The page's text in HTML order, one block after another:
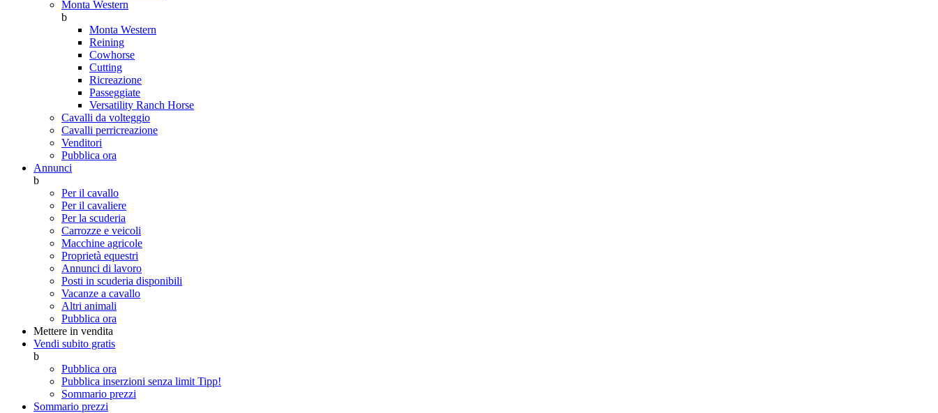
Monta Western
b
Monta Western
Reining
Cowhorse
Cutting
Ricreazione
Passeggiate
Versatility Ranch Horse
Cavalli da volteggio
Cavalli perricreazione
Venditori
Pubblica ora
Annunci
b
Per il cavallo
Per il cavaliere
Per la scuderia
Carrozze e veicoli
Macchine agricole
Proprietà equestri
Annunci di lavoro
Posti in scuderia disponibili
Vacanze a cavallo
Altri animali
Pubblica ora
Mettere in vendita
Vendi subito gratis
b
Pubblica ora
Pubblica inserzioni senza limit Tipp!
Sommario prezzi
Sommario prezzi